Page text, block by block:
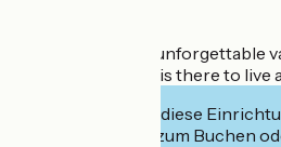
Come and spend unforgettable
family, everything is there to live
Interessiert Sie diese
deren Website zum Buchen